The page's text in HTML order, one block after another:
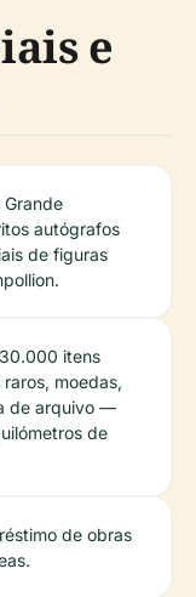
e
autógrafos
de figuras
itens
moedas,
de arquivo —
de
de obras